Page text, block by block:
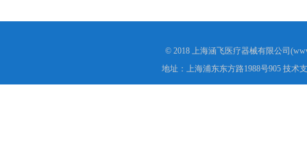
© 2018 上海涵飞医疗器械有限公司
地址：上海浦东东方路1988号905 技术